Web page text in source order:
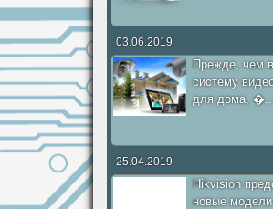
03.06.2019
Прежде, чем
систему
для дома,
25.04.2019
Hikvision
новые